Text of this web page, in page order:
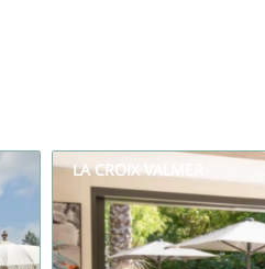
LA CROIX VALMER